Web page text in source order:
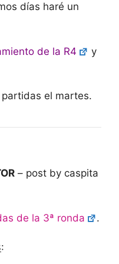
días haré un
de la R4
y
el martes.
– post by caspita
de la 3ª ronda .
: